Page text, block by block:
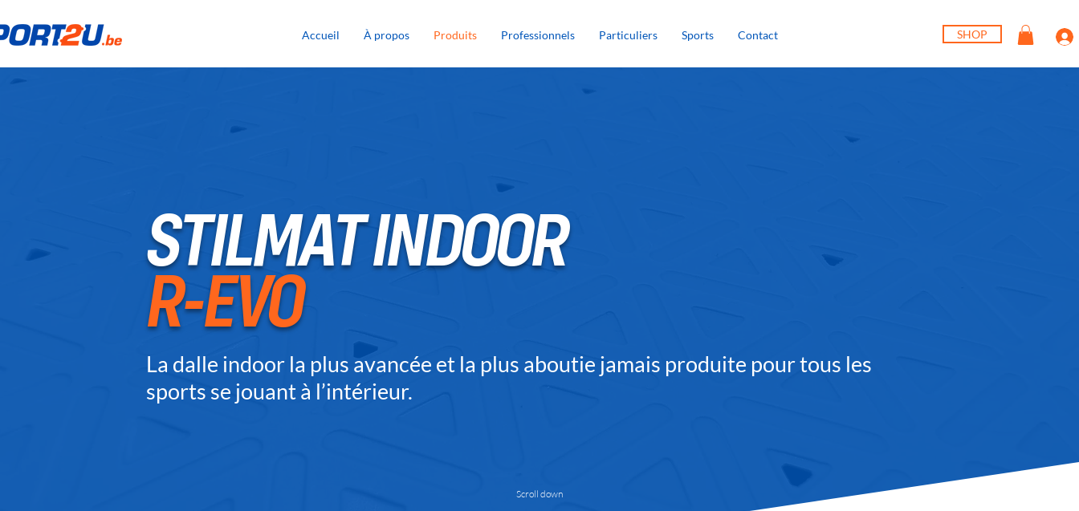
Accueil À propos Produits Professionnels Particuliers Sports Contact SHOP
STILMAT INDOOR
R-EVO
La dalle indoor la plus avancée et la plus aboutie jamais produite pour tous les
sports se jouant à l’intérieur.
Scroll down